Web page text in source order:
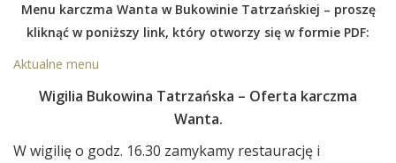
Menu karczma Wanta w Bukowinie Tatrzańskiej – proszę
kliknąć w poniższy link, który otworzy się w formie PDF:
Aktualne menu
Wigilia Bukowina Tatrzańska – Oferta karczma
Wanta.
W wigilię o godz. 16.30 zamykamy restaurację i